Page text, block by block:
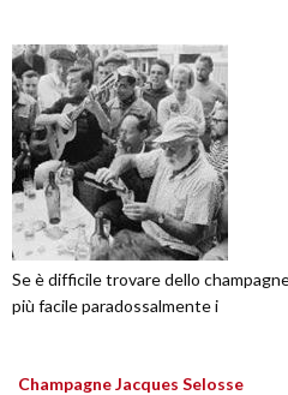
Se è difficile trovare dello
più facile paradossalmente i
Champagne Jacques Selosse